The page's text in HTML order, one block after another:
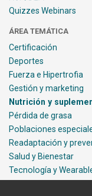
Quizzes Webinars
ÁREA TEMÁTICA
Certificación
Deportes
Fuerza e Hipertrofia
Gestión y marketing
Nutrición y
Pérdida de grasa
Poblaciones
Readaptación y
Salud y Bienestar
Tecnología y